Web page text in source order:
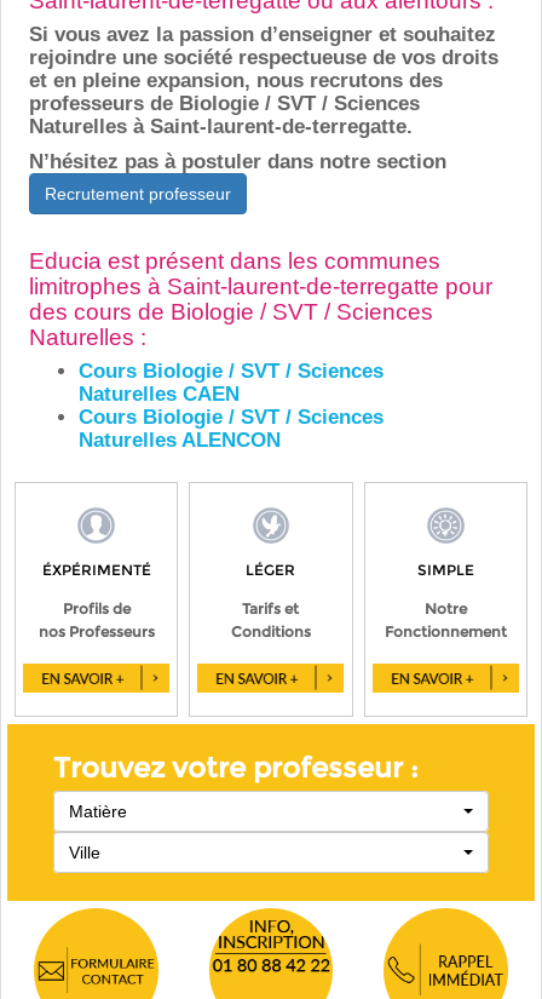
Si vous avez la passion d’enseigner et souhaitez
rejoindre une société respectueuse de vos droits
et en pleine expansion, nous recrutons des
professeurs de Biologie / SVT / Sciences
Naturelles à Saint-laurent-de-terregatte.
N’hésitez pas à postuler dans notre section
Recrutement professeur
Educia est présent dans les communes
limitrophes à Saint-laurent-de-terregatte pour
des cours de Biologie / SVT / Sciences
Naturelles :
Cours Biologie / SVT / Sciences
Naturelles CAEN
Cours Biologie / SVT / Sciences
Naturelles ALENCON
ÉXPÉRIMENTÉ
Profils de
nos Professeurs
LÉGER
Tarifs et
Conditions
SIMPLE
Notre
Fonctionnement
Trouvez votre professeur :
Matière
Ville